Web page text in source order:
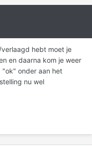
hebt moet je
en daarna kom je weer
"ok" onder aan het
nu wel